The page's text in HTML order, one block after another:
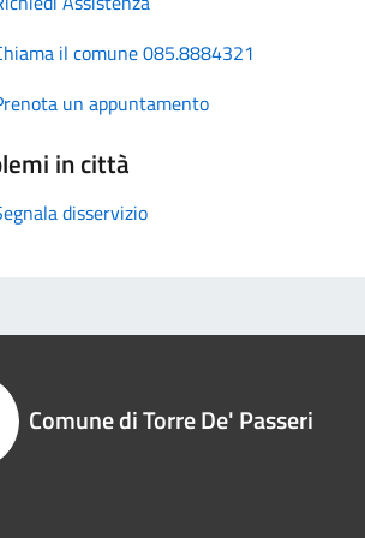
il comune 085.8884321
un appuntamento
in città
disservizio
Comune di Torre De' Passeri